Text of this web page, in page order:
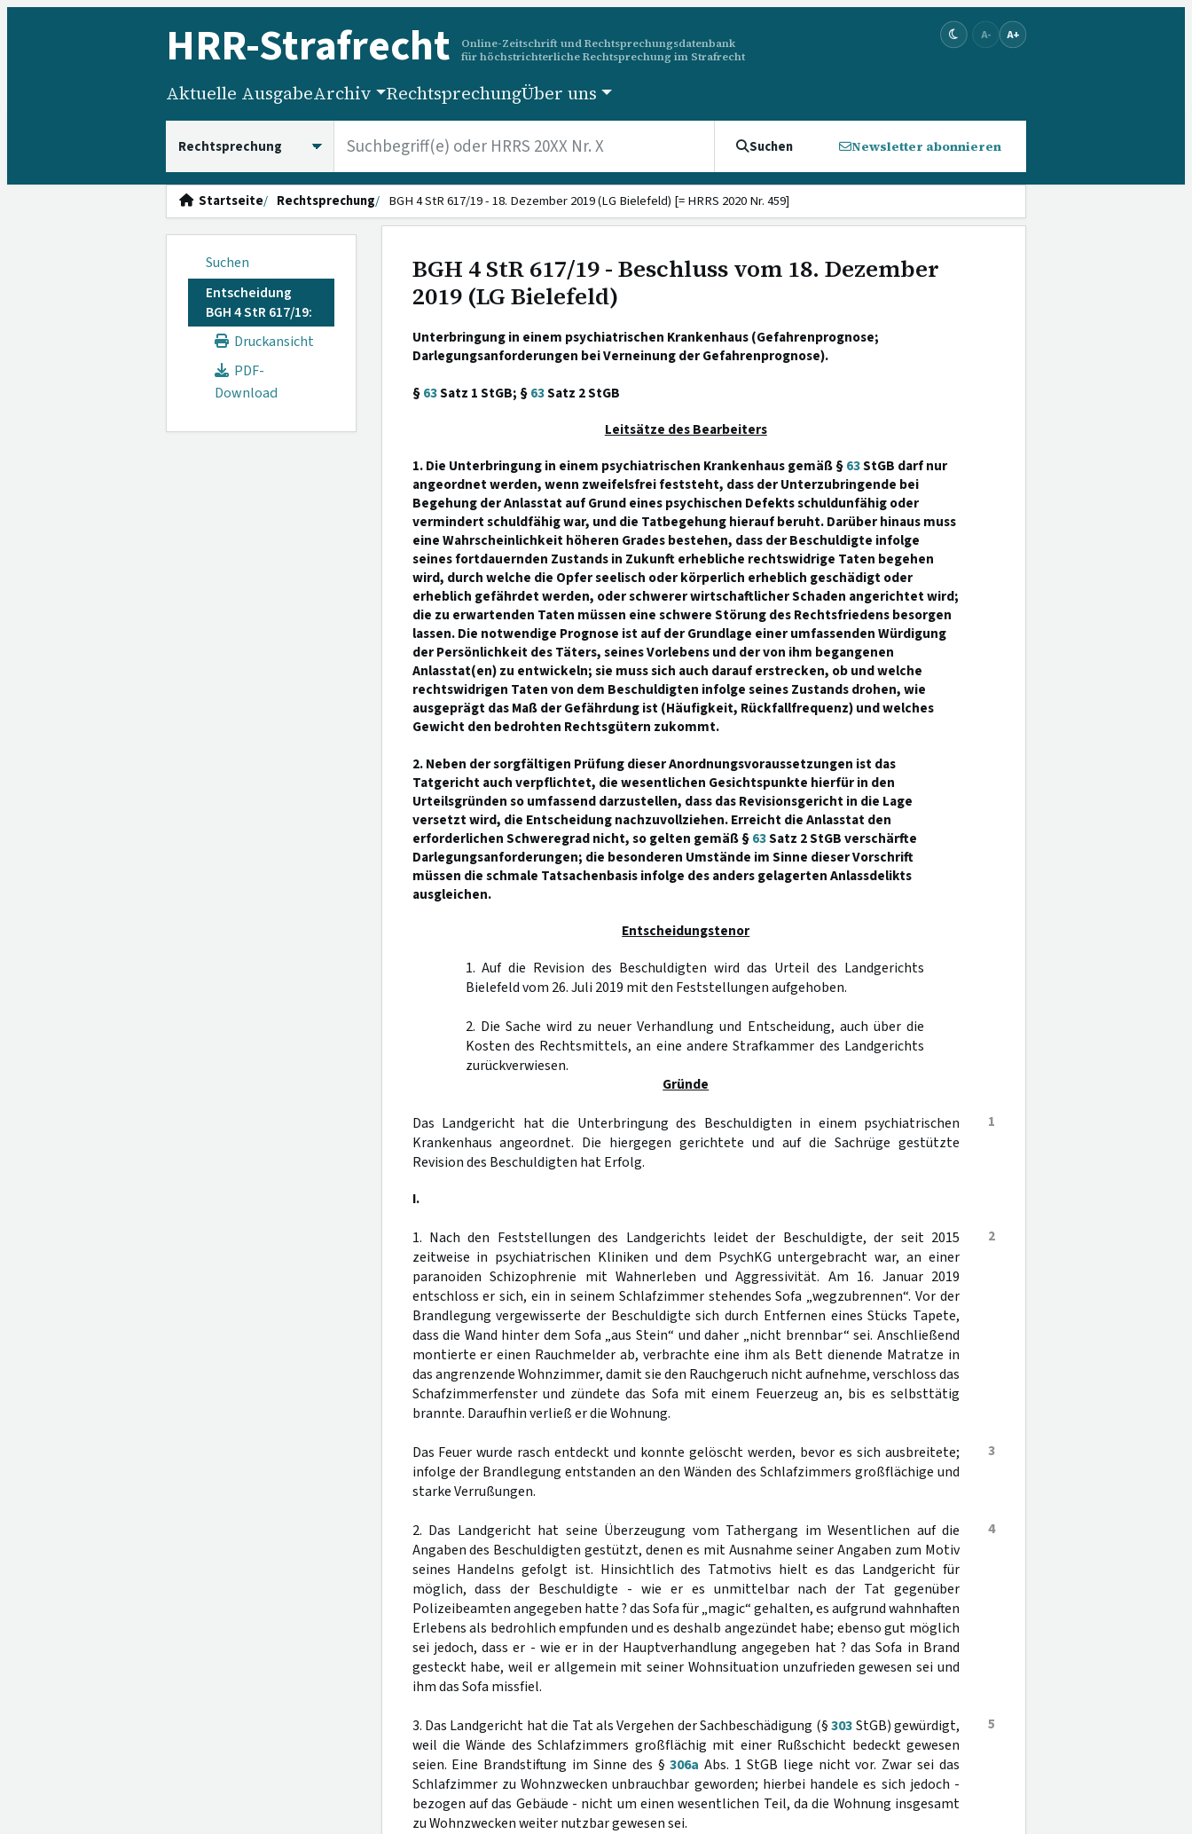
HRR-Strafrecht
Online-Zeitschrift und Rechtsprechungsdatenbank
für höchstrichterliche Rechtsprechung im Strafrecht
A- A+
Aktuelle AusgabeArchiv RechtsprechungÜber uns
Suchen Newsletter abonnieren
Startseite Rechtsprechung BGH 4 StR 617/19 - 18. Dezember 2019 (LG Bielefeld) [= HRRS 2020 Nr. 459]
Suchen
Entscheidung
BGH 4 StR 617/19:
Druckansicht
PDF-
Download
BGH 4 StR 617/19 - Beschluss vom 18. Dezember
2019 (LG Bielefeld)
Unterbringung in einem psychiatrischen Krankenhaus (Gefahrenprognose;
Darlegungsanforderungen bei Verneinung der Gefahrenprognose).
§63Satz 1 StGB; §63Satz 2 StGB
Leitsätze des Bearbeiters
1. Die Unterbringung in einem psychiatrischen Krankenhaus gemäß §63StGB darf nur
angeordnet werden, wenn zweifelsfrei feststeht, dass der Unterzubringende bei
Begehung der Anlasstat auf Grund eines psychischen Defekts schuldunfähig oder
vermindert schuldfähig war, und die Tatbegehung hierauf beruht. Darüber hinaus muss
eine Wahrscheinlichkeit höheren Grades bestehen, dass der Beschuldigte infolge
seines fortdauernden Zustands in Zukunft erhebliche rechtswidrige Taten begehen
wird, durch welche die Opfer seelisch oder körperlich erheblich geschädigt oder
erheblich gefährdet werden, oder schwerer wirtschaftlicher Schaden angerichtet wird;
die zu erwartenden Taten müssen eine schwere Störung des Rechtsfriedens besorgen
lassen. Die notwendige Prognose ist auf der Grundlage einer umfassenden Würdigung
der Persönlichkeit des Täters, seines Vorlebens und der von ihm begangenen
Anlasstat(en) zu entwickeln; sie muss sich auch darauf erstrecken, ob und welche
rechtswidrigen Taten von dem Beschuldigten infolge seines Zustands drohen, wie
ausgeprägt das Maß der Gefährdung ist (Häufigkeit, Rückfallfrequenz) und welches
Gewicht den bedrohten Rechtsgütern zukommt.
2. Neben der sorgfältigen Prüfung dieser Anordnungsvoraussetzungen ist das
Tatgericht auch verpflichtet, die wesentlichen Gesichtspunkte hierfür in den
Urteilsgründen so umfassend darzustellen, dass das Revisionsgericht in die Lage
versetzt wird, die Entscheidung nachzuvollziehen. Erreicht die Anlasstat den
erforderlichen Schweregrad nicht, so gelten gemäß §63Satz 2 StGB verschärfte
Darlegungsanforderungen; die besonderen Umstände im Sinne dieser Vorschrift
müssen die schmale Tatsachenbasis infolge des anders gelagerten Anlassdelikts
ausgleichen.
Entscheidungstenor
1. Auf die Revision des Beschuldigten wird das Urteil des Landgerichts
Bielefeld vom 26. Juli 2019 mit den Feststellungen aufgehoben.
2. Die Sache wird zu neuer Verhandlung und Entscheidung, auch über die
Kosten des Rechtsmittels, an eine andere Strafkammer des Landgerichts
zurückverwiesen.
Gründe
1
Das Landgericht hat die Unterbringung des Beschuldigten in einem psychiatrischen
Krankenhaus angeordnet. Die hiergegen gerichtete und auf die Sachrüge gestützte
Revision des Beschuldigten hat Erfolg.
I.
2
1. Nach den Feststellungen des Landgerichts leidet der Beschuldigte, der seit 2015
zeitweise in psychiatrischen Kliniken und dem PsychKG untergebracht war, an einer
paranoiden Schizophrenie mit Wahnerleben und Aggressivität. Am 16. Januar 2019
entschloss er sich, ein in seinem Schlafzimmer stehendes Sofa „wegzubrennen“. Vor der
Brandlegung vergewisserte der Beschuldigte sich durch Entfernen eines Stücks Tapete,
dass die Wand hinter dem Sofa „aus Stein“ und daher „nicht brennbar“ sei. Anschließend
montierte er einen Rauchmelder ab, verbrachte eine ihm als Bett dienende Matratze in
das angrenzende Wohnzimmer, damit sie den Rauchgeruch nicht aufnehme, verschloss das
Schafzimmerfenster und zündete das Sofa mit einem Feuerzeug an, bis es selbsttätig
brannte. Daraufhin verließ er die Wohnung.
3
Das Feuer wurde rasch entdeckt und konnte gelöscht werden, bevor es sich ausbreitete;
infolge der Brandlegung entstanden an den Wänden des Schlafzimmers großflächige und
starke Verrußungen.
4
2. Das Landgericht hat seine Überzeugung vom Tathergang im Wesentlichen auf die
Angaben des Beschuldigten gestützt, denen es mit Ausnahme seiner Angaben zum Motiv
seines Handelns gefolgt ist. Hinsichtlich des Tatmotivs hielt es das Landgericht für
möglich, dass der Beschuldigte - wie er es unmittelbar nach der Tat gegenüber
Polizeibeamten angegeben hatte ? das Sofa für „magic“ gehalten, es aufgrund wahnhaften
Erlebens als bedrohlich empfunden und es deshalb angezündet habe; ebenso gut möglich
sei jedoch, dass er - wie er in der Hauptverhandlung angegeben hat ? das Sofa in Brand
gesteckt habe, weil er allgemein mit seiner Wohnsituation unzufrieden gewesen sei und
ihm das Sofa missfiel.
5
3. Das Landgericht hat die Tat als Vergehen der Sachbeschädigung (§303StGB) gewürdigt,
weil die Wände des Schlafzimmers großflächig mit einer Rußschicht bedeckt gewesen
seien. Eine Brandstiftung im Sinne des §306a Abs. 1 StGB liege nicht vor. Zwar sei das
Schlafzimmer zu Wohnzwecken unbrauchbar geworden; hierbei handele es sich jedoch -
bezogen auf das Gebäude - nicht um einen wesentlichen Teil, da die Wohnung insgesamt
zu Wohnzwecken weiter nutzbar gewesen sei.